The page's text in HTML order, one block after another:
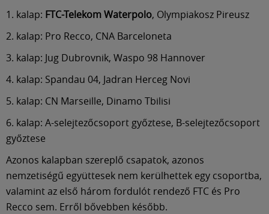
1. kalap: FTC-Telekom Waterpolo, Olympiakosz Pireusz
2. kalap: Pro Recco, CNA Barceloneta
3. kalap: Jug Dubrovnik, Waspo 98 Hannover
4. kalap: Spandau 04, Jadran Herceg Novi
5. kalap: CN Marseille, Dinamo Tbilisi
6. kalap: A-selejtezőcsoport győztese, B-selejtezőcsoport
győztese
Azonos kalapban szereplő csapatok, azonos
nemzetiségű együttesek nem kerülhettek egy csoportba,
valamint az első három fordulót rendező FTC és Pro
Recco sem. Erről bővebben később.
English